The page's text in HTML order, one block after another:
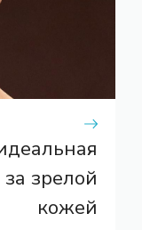
зрелой
кожей